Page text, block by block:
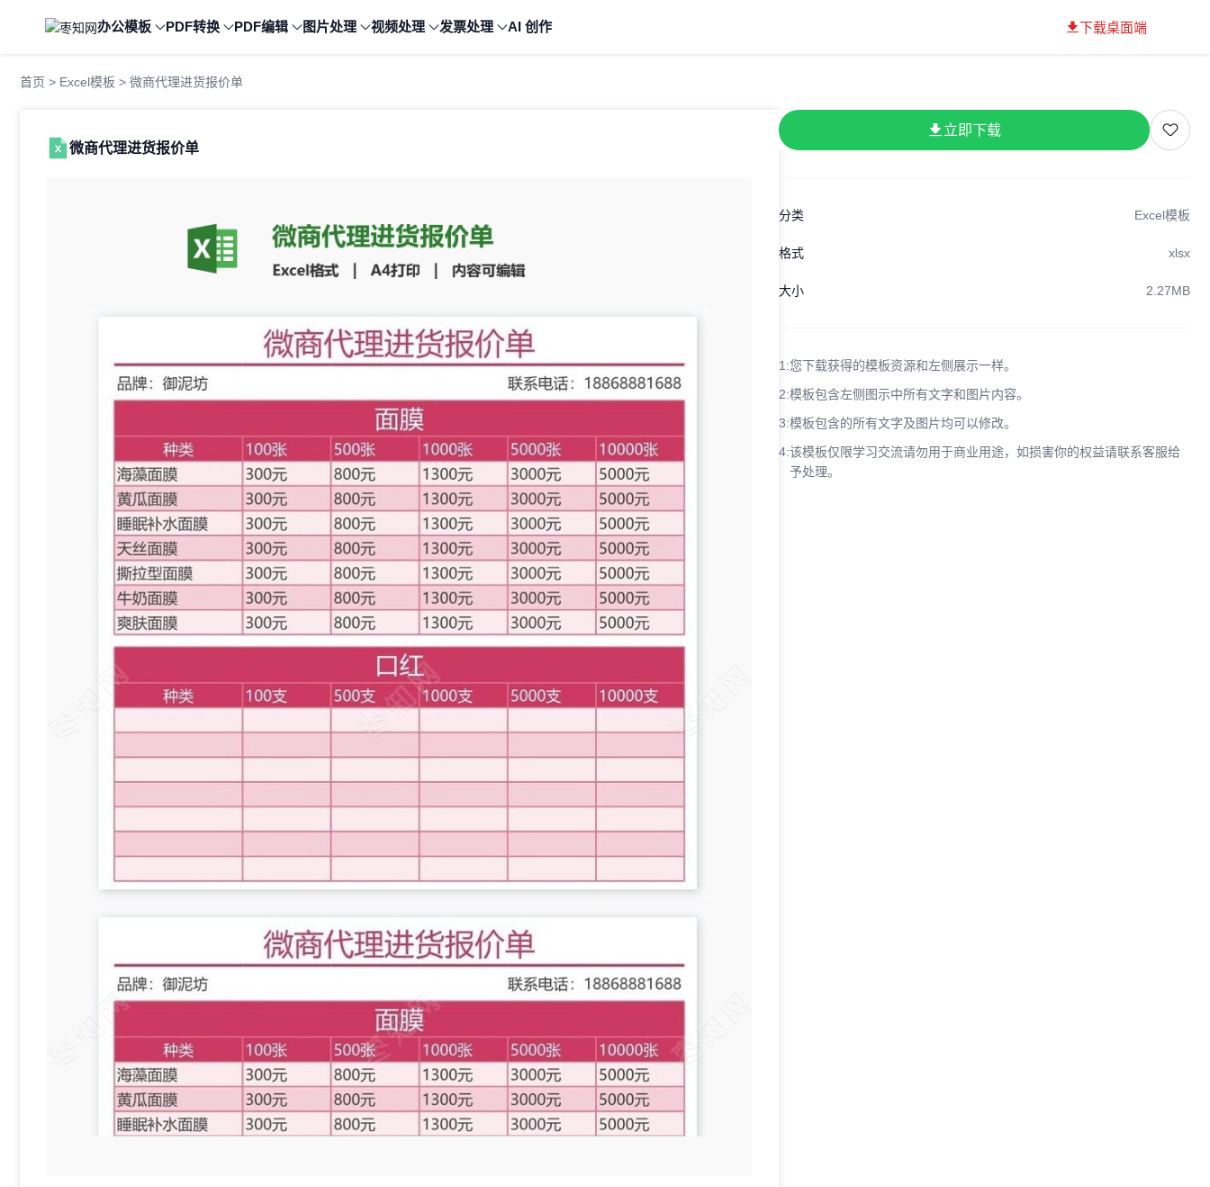
办公模板 PDF转换 PDF编辑 图片处理 视频处理 发票处理 AI 创作 下载桌面端
首页 > Excel模板 > 微商代理进货报价单
微商代理进货报价单
立即下载
分类 Excel模板
格式 xlsx
大小 2.27MB
1:您下载获得的模板资源和左侧展示一样。
2:模板包含左侧图示中所有文字和图片内容。
3:模板包含的所有文字及图片均可以修改。
4:该模板仅限学习交流请勿用于商业用途，如损害你的权益请联系客服给
予处理。